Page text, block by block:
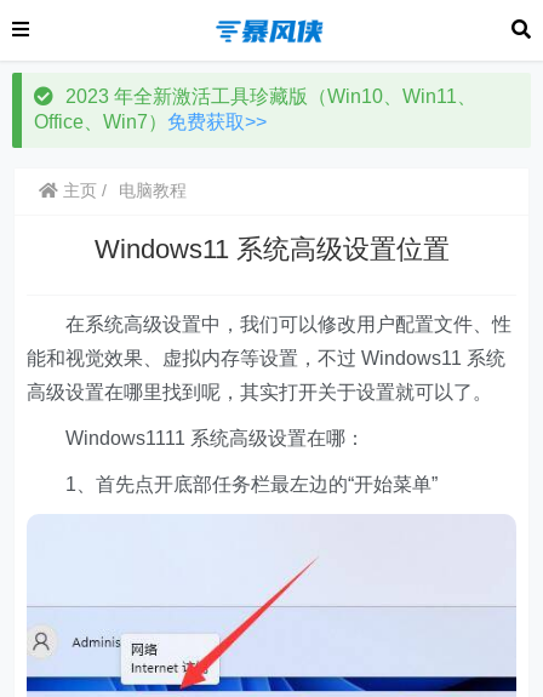
2023 年全新激活工具珍藏版（Win10、Win11、
Office、Win7） 免费获取>>
主页 电脑教程
Windows11 系统高级设置位置
在系统高级设置中，我们可以修改用户配置文件、性
能和视觉效果、虚拟内存等设置，不过 Windows11 系统
高级设置在哪里找到呢，其实打开关于设置就可以了。
Windows1111 系统高级设置在哪：
1、首先点开底部任务栏最左边的“开始菜单”